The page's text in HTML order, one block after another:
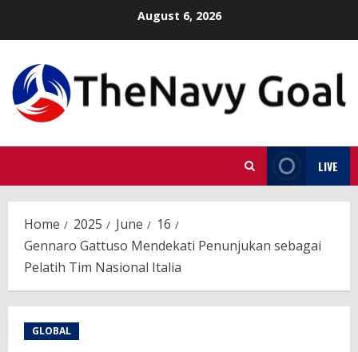
August 6, 2026
LIVE
Home 2025 June
16
Gennaro Gattuso Mendekati Penunjukan sebagai
Pelatih Tim Nasional Italia
GLOBAL